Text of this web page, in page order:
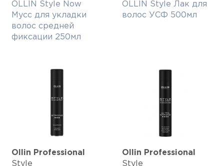
OLLIN Style Now
Мусс для укладки
волос средней
фиксации 250мл
OLLIN Style Лак для
волос УСФ 500мл
Ollin Professional
Style
Ollin Professional
Style